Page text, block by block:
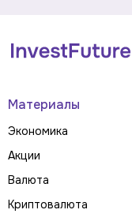
Материалы
Экономика
Акции
Валюта
Криптовалюта